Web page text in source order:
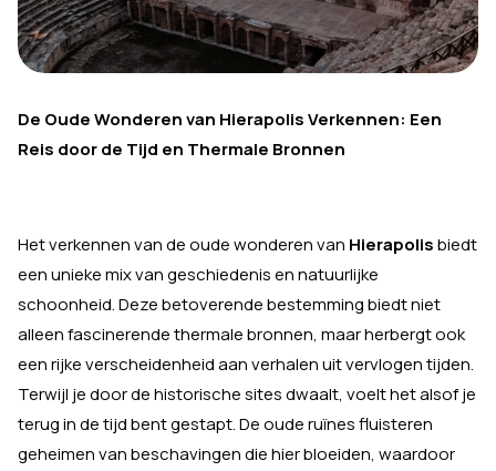
De Oude Wonderen van Hierapolis Verkennen: Een
Reis door de Tijd en Thermale Bronnen
Het verkennen van de oude wonderen van Hierapolisbiedt
een unieke mix van geschiedenis en natuurlijke
schoonheid. Deze betoverende bestemming biedt niet
alleen fascinerende thermale bronnen, maar herbergt ook
een rijke verscheidenheid aan verhalen uit vervlogen tijden.
Terwijl je door de historische sites dwaalt, voelt het alsof je
terug in de tijd bent gestapt. De oude ruïnes fluisteren
geheimen van beschavingen die hier bloeiden, waardoor